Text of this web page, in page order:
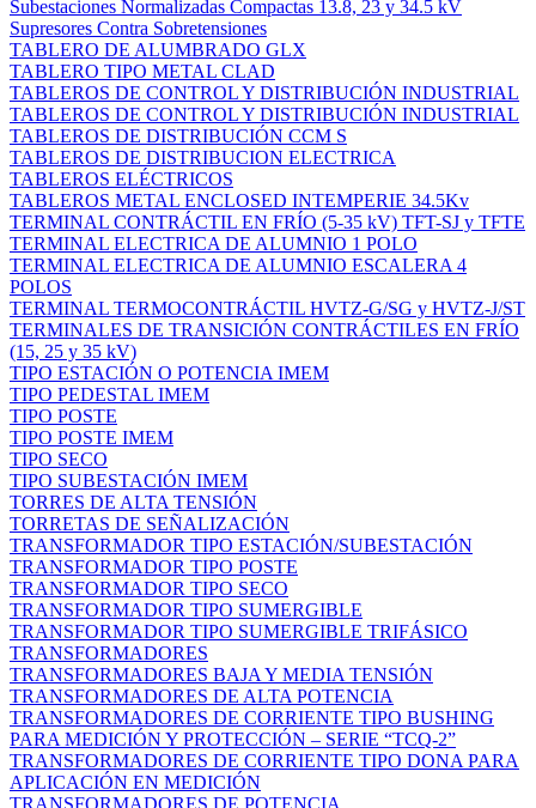
Subestaciones Normalizadas Compactas 13.8, 23 y 34.5 kV
Supresores Contra Sobretensiones
TABLERO DE ALUMBRADO GLX
TABLERO TIPO METAL CLAD
TABLEROS DE CONTROL Y DISTRIBUCIÓN INDUSTRIAL
TABLEROS DE CONTROL Y DISTRIBUCIÓN INDUSTRIAL
TABLEROS DE DISTRIBUCIÓN CCM S
TABLEROS DE DISTRIBUCION ELECTRICA
TABLEROS ELÉCTRICOS
TABLEROS METAL ENCLOSED INTEMPERIE 34.5Kv
TERMINAL CONTRÁCTIL EN FRÍO (5-35 kV) TFT-SJ y TFTE
TERMINAL ELECTRICA DE ALUMNIO 1 POLO
TERMINAL ELECTRICA DE ALUMNIO ESCALERA 4
POLOS
TERMINAL TERMOCONTRÁCTIL HVTZ-G/SG y HVTZ-J/ST
TERMINALES DE TRANSICIÓN CONTRÁCTILES EN FRÍO
(15, 25 y 35 kV)
TIPO ESTACIÓN O POTENCIA IMEM
TIPO PEDESTAL IMEM
TIPO POSTE
TIPO POSTE IMEM
TIPO SECO
TIPO SUBESTACIÓN IMEM
TORRES DE ALTA TENSIÓN
TORRETAS DE SEÑALIZACIÓN
TRANSFORMADOR TIPO ESTACIÓN/SUBESTACIÓN
TRANSFORMADOR TIPO POSTE
TRANSFORMADOR TIPO SECO
TRANSFORMADOR TIPO SUMERGIBLE
TRANSFORMADOR TIPO SUMERGIBLE TRIFÁSICO
TRANSFORMADORES
TRANSFORMADORES BAJA Y MEDIA TENSIÓN
TRANSFORMADORES DE ALTA POTENCIA
TRANSFORMADORES DE CORRIENTE TIPO BUSHING
PARA MEDICIÓN Y PROTECCIÓN – SERIE “TCQ-2”
TRANSFORMADORES DE CORRIENTE TIPO DONA PARA
APLICACIÓN EN MEDICIÓN